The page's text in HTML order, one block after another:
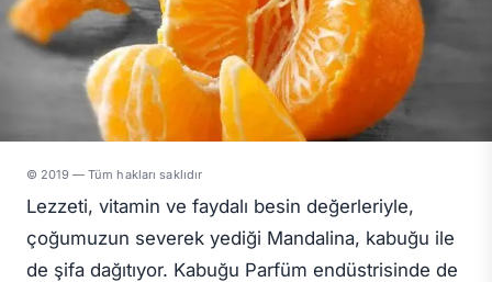
© 2019 — Tüm hakları saklıdır
Lezzeti, vitamin ve faydalı besin değerleriyle,
çoğumuzun severek yediği Mandalina, kabuğu ile
de şifa dağıtıyor. Kabuğu Parfüm endüstrisinde de